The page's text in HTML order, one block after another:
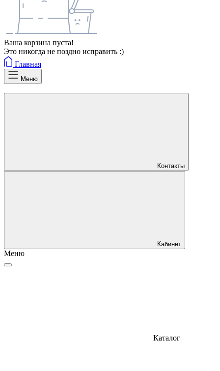
Ваша корзина пуста!
Это никогда не поздно исправить :)
Главная
Меню
Контакты
Кабинет
Меню
Каталог